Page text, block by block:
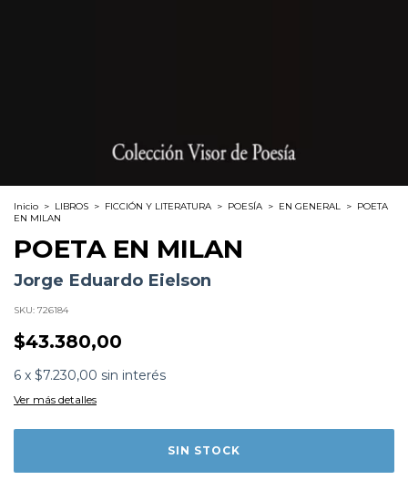
Inicio > LIBROS > FICCIÓN Y LITERATURA > POESÍA > EN GENERAL > POETA
EN MILAN
POETA EN MILAN
Jorge Eduardo Eielson
SKU: 726184
$43.380,00
6 x $7.230,00 sin interés
Ver más detalles
Formato: LIBROS
Editorial:Visor
Encuadernación:
Idioma:Español